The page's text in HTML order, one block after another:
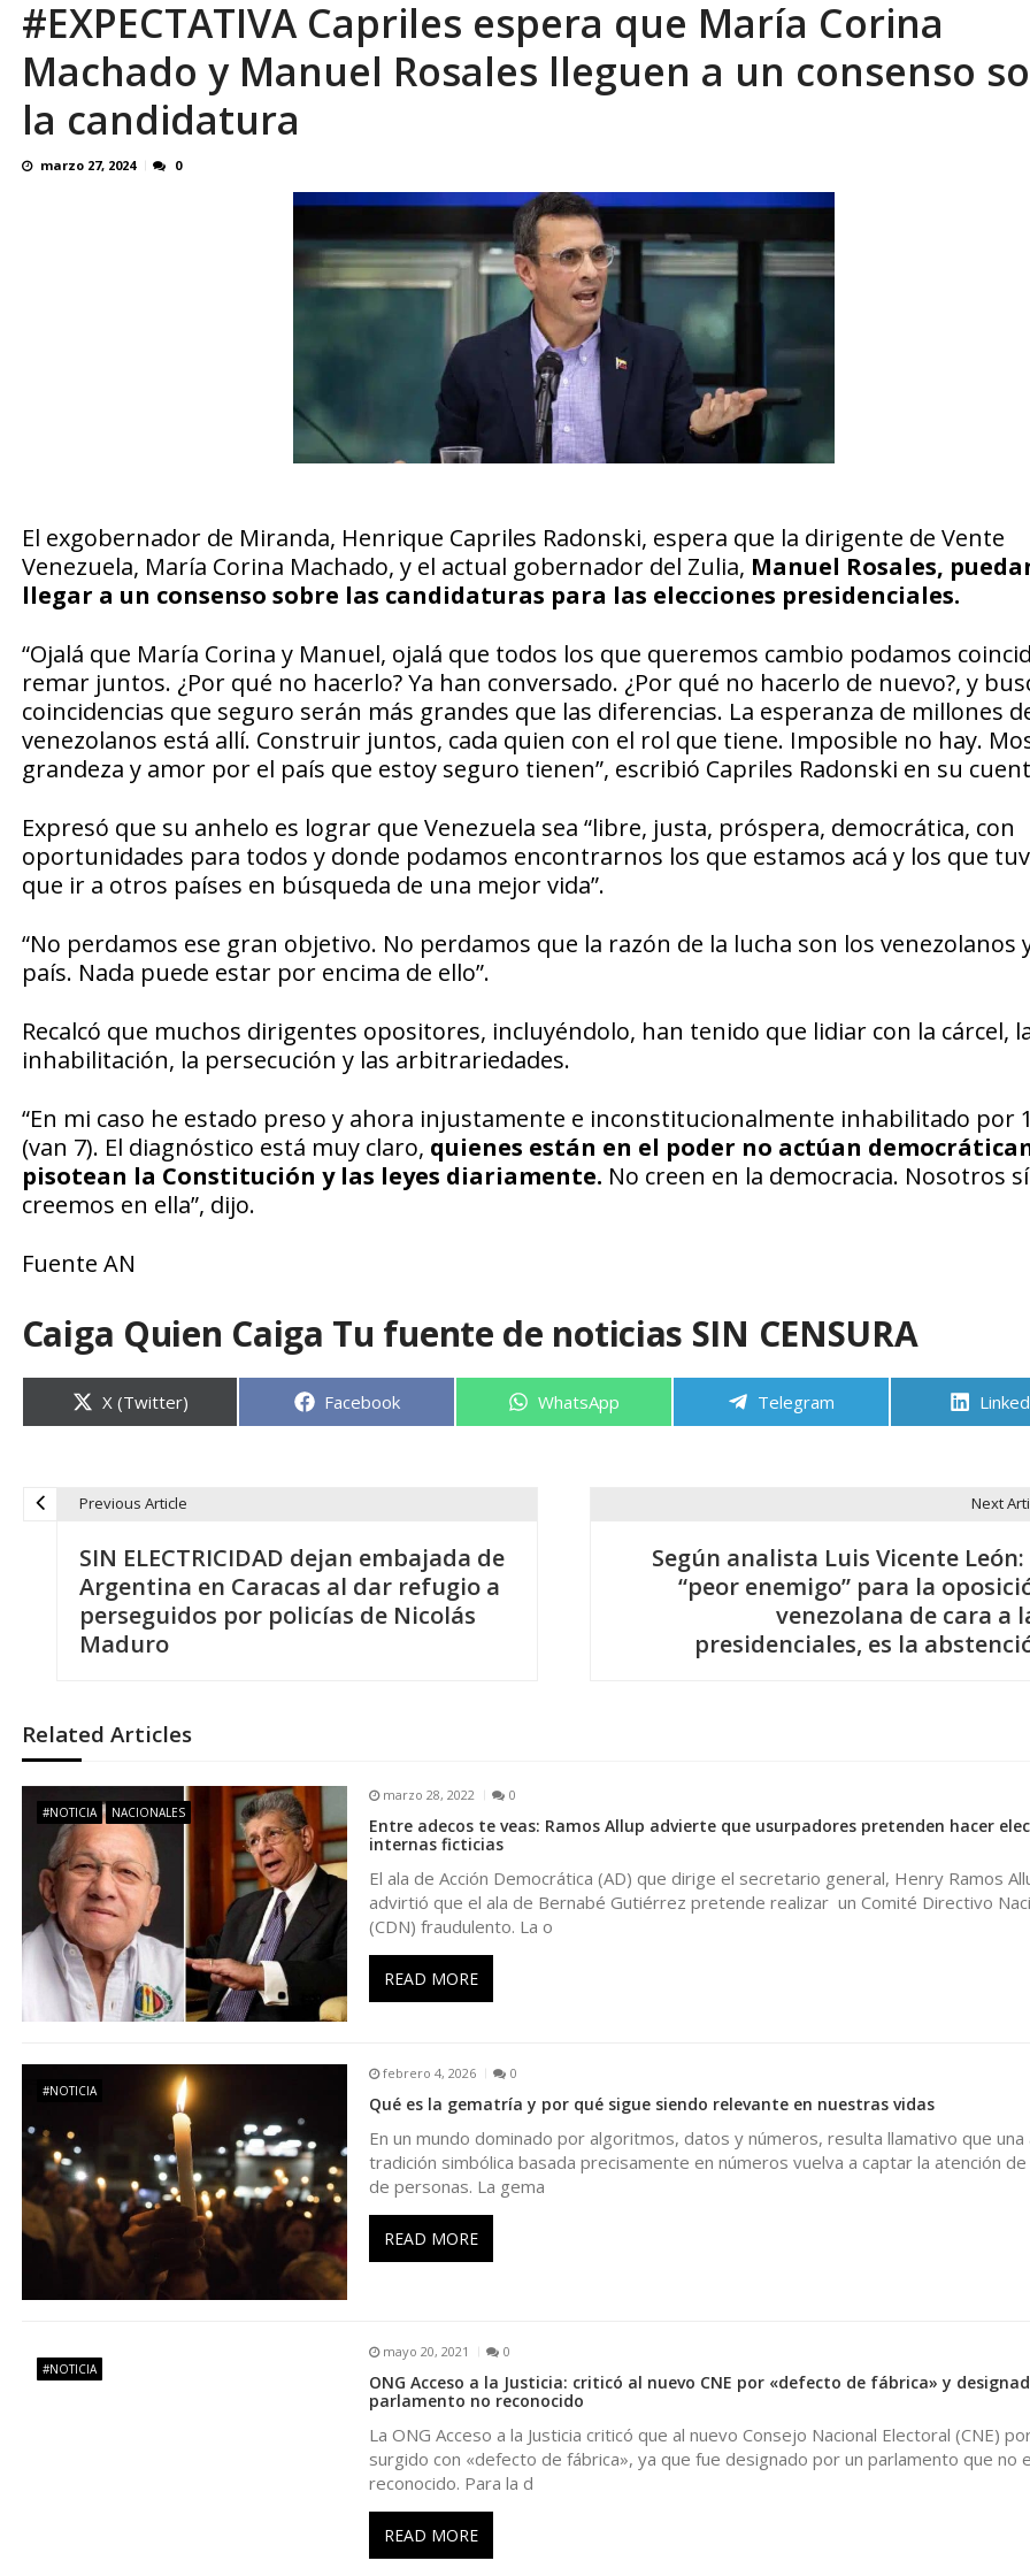
Familiares realizaron nueva vigilia en El Rodeo I por la libertad inmediata de l... AGOSTO 5, 2026
#EXPECTATIVA Capriles espera que María Corina
Machado y Manuel Rosales lleguen a un consenso
la candidatura
marzo 27, 2024 0
El exgobernador de Miranda, Henrique Capriles Radonski, espera que la dirigente de Vente
Venezuela, María Corina Machado, y el actual gobernador del Zulia, Manuel Rosales,
llegar a un consenso sobre las candidaturas para las elecciones presidenciales.
“Ojalá que María Corina y Manuel, ojalá que todos los que queremos cambio podamos
remar juntos. ¿Por qué no hacerlo? Ya han conversado. ¿Por qué no hacerlo de nuevo?, y
coincidencias que seguro serán más grandes que las diferencias. La esperanza de millones
venezolanos está allí. Construir juntos, cada quien con el rol que tiene. Imposible no hay.
grandeza y amor por el país que estoy seguro tienen”, escribió Capriles Radonski en su
Expresó que su anhelo es lograr que Venezuela sea “libre, justa, próspera, democrática, con
oportunidades para todos y donde podamos encontrarnos los que estamos acá y los que
que ir a otros países en búsqueda de una mejor vida”.
“No perdamos ese gran objetivo. No perdamos que la razón de la lucha son los venezolanos
país. Nada puede estar por encima de ello”.
Recalcó que muchos dirigentes opositores, incluyéndolo, han tenido que lidiar con la cárcel,
inhabilitación, la persecución y las arbitrariedades.
“En mi caso he estado preso y ahora injustamente e inconstitucionalmente inhabilitado por
(van 7). El diagnóstico está muy claro, quienes están en el poder no actúan
pisotean la Constitución y las leyes diariamente. No creen en la democracia. Nosotros sí
creemos en ella”, dijo.
Fuente AN
Caiga Quien Caiga Tu fuente de noticias SIN CENSURA
Compartir
en
X (Twitter) Compartir
Facebook Compartir
WhatsApp Compartir
Telegram
g
a
c
i
ó
n
d
e
e
r
Previous Article
SIN ELECTRICIDAD dejan embajada de
Argentina en Caracas al dar refugio a
perseguidos por policías de Nicolás
Maduro
Next
Según analista Luis Vicente León:
“peor enemigo” para la
venezolana de cara a
presidenciales, es la
Related Articles
#NOTICIA NACIONALES
marzo 28, 2022 0
Entre adecos te veas: Ramos Allup advierte que usurpadores pretenden hacer
internas ficticias
El ala de Acción Democrática (AD) que dirige el secretario general, Henry Ramos
advirtió que el ala de Bernabé Gutiérrez pretende realizar un Comité Directivo
(CDN) fraudulento. La o
READ MORE
#NOTICIA
febrero 4, 2026 0
Qué es la gematría y por qué sigue siendo relevante en nuestras vidas
En un mundo dominado por algoritmos, datos y números, resulta llamativo que una
tradición simbólica basada precisamente en números vuelva a captar la atención de
de personas. La gema
READ MORE
#NOTICIA
mayo 20, 2021 0
ONG Acceso a la Justicia: criticó al nuevo CNE por «defecto de fábrica» y
parlamento no reconocido
La ONG Acceso a la Justicia criticó que al nuevo Consejo Nacional Electoral (CNE)
surgido con «defecto de fábrica», ya que fue designado por un parlamento que no
reconocido. Para la d
READ MORE